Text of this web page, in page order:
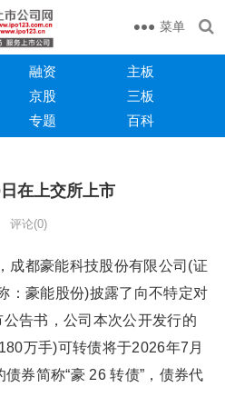
菜单
融资
主板
京股
三板
专题 百科
在上交所上市
评论(0)
成都豪能科技股份有限公司(证
：豪能股份)披露了向不特定对
告书，公司本次公开发行的
万手)可转债将于2026年7月
券简称“豪 26 转债”，债券代